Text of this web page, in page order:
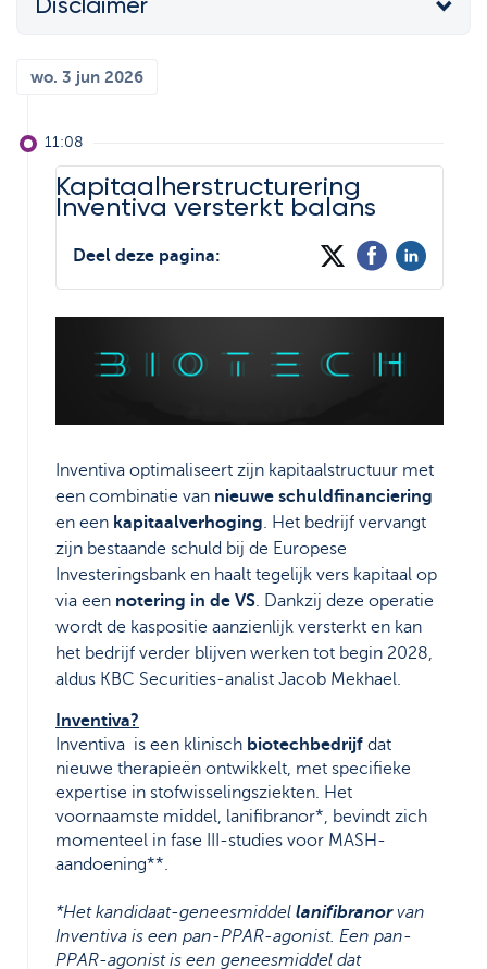
Support
Lexicon
Beursboeken in de
kijker
Disclaimer
wo. 3 jun 2026
11:08
Kapitaalherstructurering
Inventiva versterkt balans
Deel deze pagina:
Inventiva optimaliseert zijn kapitaalstructuur met
een combinatie van nieuwe schuldfinanciering
en een kapitaalverhoging. Het bedrijf vervangt
zijn bestaande schuld bij de Europese
Investeringsbank en haalt tegelijk vers kapitaal op
via een notering in de VS. Dankzij deze operatie
wordt de kaspositie aanzienlijk versterkt en kan
het bedrijf verder blijven werken tot begin 2028,
aldus KBC Securities-analist Jacob Mekhael.
Inventiva?
Inventiva is een klinisch biotechbedrijf dat
nieuwe therapieën ontwikkelt, met specifieke
expertise in stofwisselingsziekten. Het
voornaamste middel, lanifibranor*, bevindt zich
momenteel in fase III-studies voor MASH-
aandoening**.
*Het kandidaat-geneesmiddel lanifibranorvan
Inventiva is een pan-PPAR-agonist. Een pan-
PPAR-agonist is een geneesmiddel dat